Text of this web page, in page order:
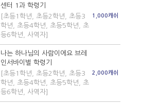
센터 1과 학령기
[초등1학년, 초등2학년, 초등3
학년, 초등4학년, 초등5학년, 초
등6학년, 사역자]
1,000캐쉬
나는 하나님의 사람이에요 브레
인서바이벌 학령기
[초등1학년, 초등2학년, 초등3
학년, 초등4학년, 초등5학년, 초
등6학년, 사역자]
2,000캐쉬